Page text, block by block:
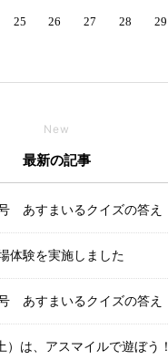
25 26 27 28 29
New
最新の記事
あすまいるクイズの答え
体験を実施しました
あすまいるクイズの答え
）は、アスマイルで遊ぼう！